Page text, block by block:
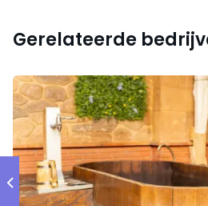
BSO wordt te koop
Omzet
De geprognotiseerde omzet
Gerelateerde